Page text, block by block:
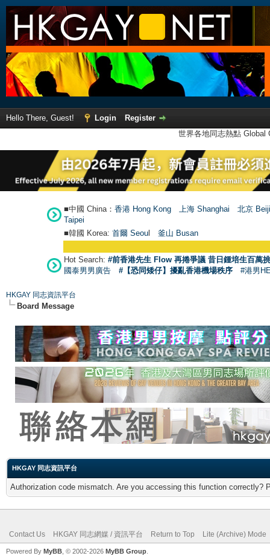
Hello There, Guest! Login
Register
世界各地同志熱點
■中國 China： 香港 Hong Kong 上海 Shanghai
北京
Taipei
■韓國 Korea: 首爾 Seoul 釜山 Busan
Hot Search: #前香港先生 Flow 再捲爭議 昔日鍾培生百萬
國泰男男廣告
#【恐同矮仔】擾亂香港機場秩序 #港男
HKGAY 同志資訊平台
Board Message
HKGAY 同志資訊平台
Authorization code mismatch. Are you accessing this function correctly?
Contact Us HKGAY 同志網媒 / 資訊平台 Return to Top Lite (Archive) Mode
Powered By MyBB , © 2002-2026 MyBB Group